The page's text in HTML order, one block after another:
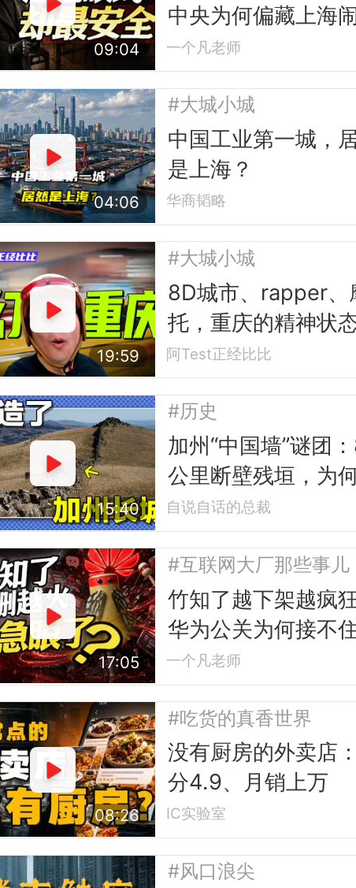
09:04
中央为何偏藏上海
市？
一个凡老师
04:06
#大城小城
中国工业第一城，
是上海？
华商韬略
19:59
#大城小城
8D城市、rapper、
托，重庆的精神状
是太复杂了
阿Test正经比比
15:40
#历史
加州“中国墙”谜团
公里断壁残垣，为
倒考古学家？
自说自话的总裁
17:05
#互联网大厂那些事儿
竹知了越下架越疯
华为公关为何接不
梗？
一个凡老师
08:26
#吃货的真香世界
没有厨房的外卖店
分4.9、月销上万
IC实验室
#风口浪尖